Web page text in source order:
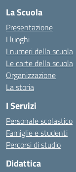
La Scuola
Presentazione
I luoghi
I numeri della scuola
Le carte della scuola
Organizzazione
La storia
I Servizi
Personale scolastico
Famiglie e studenti
Percorsi di studio
Didattica